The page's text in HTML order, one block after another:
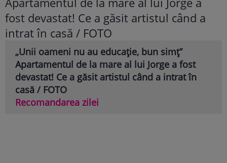
„Unii oameni nu au educație, bun simț”
Apartamentul de la mare al lui Jorge a fost
devastat! Ce a găsit artistul când a intrat în
casă / FOTO
Recomandarea zilei